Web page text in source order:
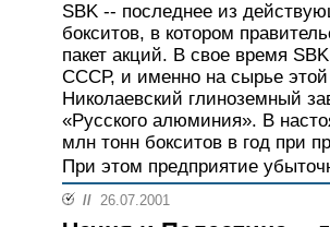
SBK -- последнее из
бокситов, в котором
пакет акций. В свое время
СССР, и именно на сырье этой
Николаевский глиноземный
«Русского алюминия». В
млн тонн бокситов в год при
При этом предприятие
// 26.07.2001